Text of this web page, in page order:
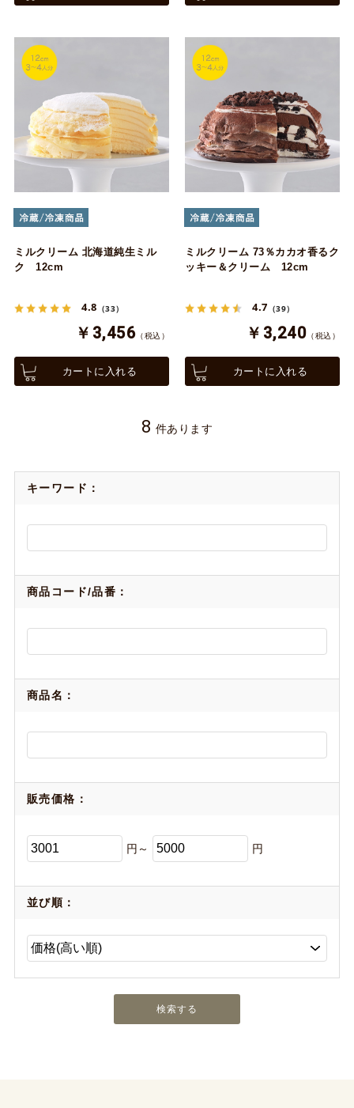
ミルクリーム 北海道純生ミル
ク 12cm
4.8 （33）
￥3,456 （税込）
カートに入れる
ミルクリーム 73％カカオ香るク
ッキー＆クリーム 12cm
4.7 （39）
￥3,240 （税込）
カートに入れる
8 件あります
キーワード：
商品コード/品番：
商品名：
販売価格：
円～ 円
並び順：